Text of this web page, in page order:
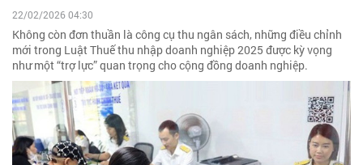
22/02/2026 04:30
Không còn đơn thuần là công cụ thu ngân sách, những điều chỉnh
mới trong Luật Thuế thu nhập doanh nghiệp 2025 được kỳ vọng
như một “trợ lực” quan trọng cho cộng đồng doanh nghiệp.